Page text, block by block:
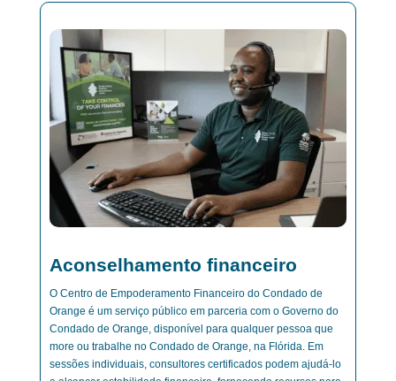
Aconselhamento financeiro
O Centro de Empoderamento Financeiro do Condado de
Orange é um serviço público em parceria com o Governo do
Condado de Orange, disponível para qualquer pessoa que
more ou trabalhe no Condado de Orange, na Flórida. Em
sessões individuais, consultores certificados podem ajudá-lo